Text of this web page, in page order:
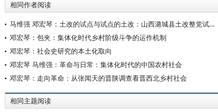
相同作者阅读
马维强 邓宏琴：土改的试点与试点的土改：山西潞城县土改整党试点研究
邓宏琴：包夹：集体化时代乡村阶级斗争的运作机制
邓宏琴：社会史研究的本土化取向
邓宏琴 马维强：革命与日常：集体化时代的中国农村社会
邓宏琴：走向革命：从张闻天的晋陕调查看晋西北乡村社会
相同主题阅读